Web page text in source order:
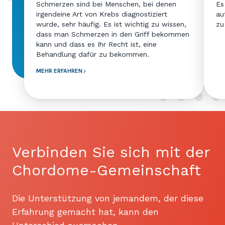
Schmerzen sind bei Menschen, bei denen
irgendeine Art von Krebs diagnostiziert
wurde, sehr häufig. Es ist wichtig zu wissen,
dass man Schmerzen in den Griff bekommen
kann und dass es Ihr Recht ist, eine
Behandlung dafür zu bekommen.
MEHR ERFAHREN
Verbinden Sie sich mit der
Chordome-Gemeinschaft
Die Unterstützung von jemandem, der diese
Erfahrung gemacht hat, kann den